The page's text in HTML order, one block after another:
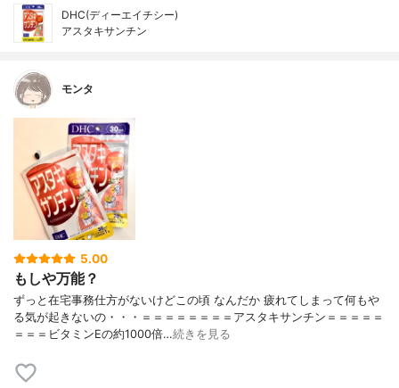
DHC(ディーエイチシー)
アスタキサンチン
モンタ
5.00
もしや万能？
ずっと在宅事務仕方がないけどこの頃 なんだか 疲れてしまって何もや
る気が起きないの・・・＝＝＝＝＝＝＝＝アスタキサンチン＝＝＝＝＝
＝＝＝ビタミンEの約1000倍…続きを見る